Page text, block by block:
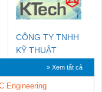
CÔNG TY TNHH
KỸ THUẬT
KTECH VIỆT
NAM
» Xem tất cả
Engineering